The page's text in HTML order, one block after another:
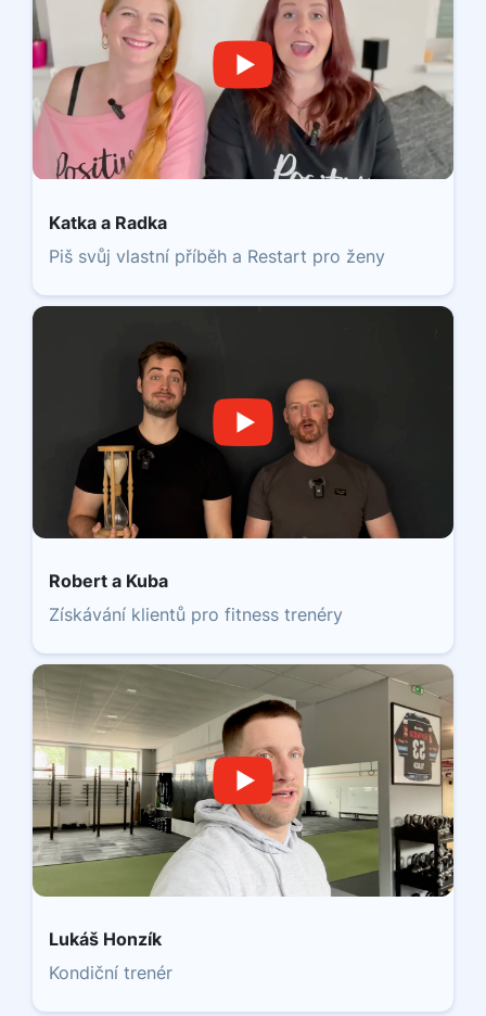
Katka a Radka
Piš svůj vlastní příběh a Restart pro ženy
Robert a Kuba
Získávání klientů pro fitness trenéry
Lukáš Honzík
Kondiční trenér